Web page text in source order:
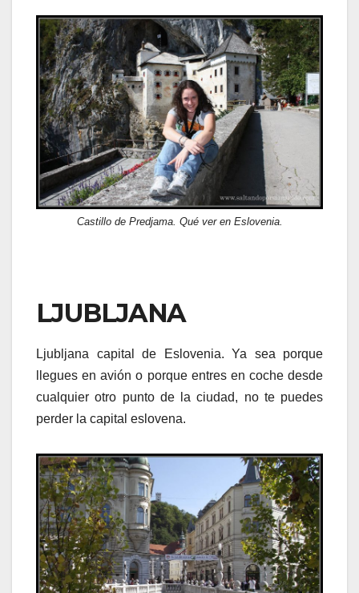
Castillo de Predjama. Qué ver en Eslovenia.
LJUBLJANA
Ljubljana capital de Eslovenia. Ya sea porque
llegues en avión o porque entres en coche desde
cualquier otro punto de la ciudad, no te puedes
perder la capital eslovena.